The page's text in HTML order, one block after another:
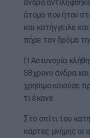
άνδρα
άτομο που ήταν
και κατήγγειλε
πήρε τον δρόμο
Η Αστυνομία
58χρονο άνδρα
χρησιμοποιούσε
τι έκανε.
Στο σπίτι του
κάρτες μνήμης οι